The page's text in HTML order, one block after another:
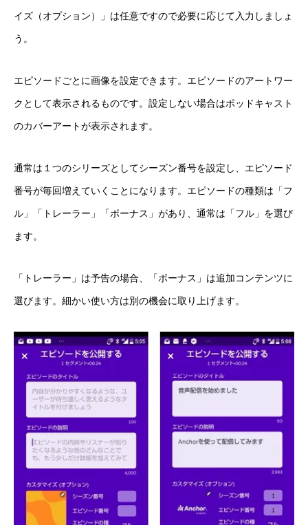
イズ（オプション）」は任意ですので必要に応じて入力しましょ
う。
エピソードごとに画像を設定できます。エピソードのアートワー
クとして表示されるものです。設定しない場合はポッドキャスト
のカバーアートが表示されます。
通常は１つのシリーズとしてシーズン番号を設定し、エピソード
番号が毎回増えていくことになります。エピソードの種類は「フ
ル」「トレーラー」「ボーナス」があり、通常は「フル」を選び
ます。
「トレーラー」は予告の場合、「ボーナス」は追加コンテンツに
選びます。細かい使い方は別の機会に取り上げます。